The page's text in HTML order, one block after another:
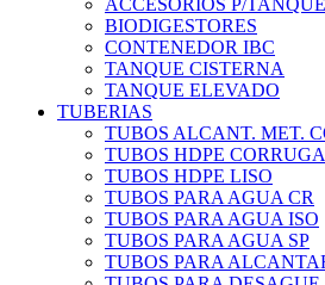
ACCESORIOS P/
BIODIGESTORES
CONTENEDOR IBC
TANQUE CISTERNA
TANQUE ELEVADO
TUBERIAS
TUBOS ALCANT. MET.
TUBOS HDPE
TUBOS HDPE LISO
TUBOS PARA AGUA CR
TUBOS PARA AGUA ISO
TUBOS PARA AGUA SP
TUBOS PARA